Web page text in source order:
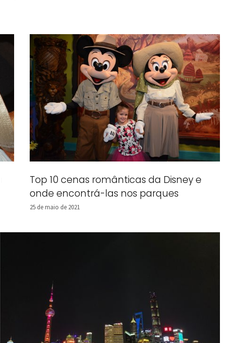
Top 10 cenas românticas da Disney e
onde encontrá-las nos parques
25 de maio de 2021